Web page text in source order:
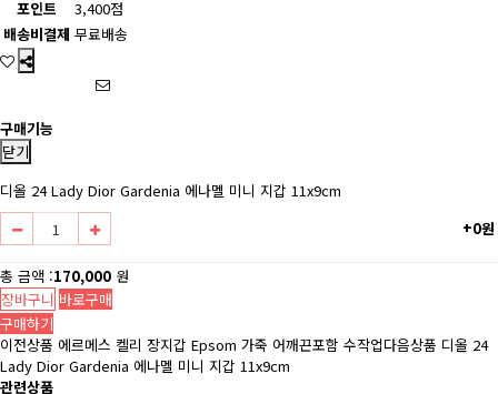
포인트
3,400점
배송비결제 무료배송
구매기능
닫기
디올 24 Lady Dior Gardenia 에나멜 미니 지갑 11x9cm
+0원
총 금액 :170,000 원
장바구니 바로구매
구매하기
이전상품 에르메스 켈리 장지갑 Epsom 가죽 어깨끈포함 수작업다음상품 디올 24
Lady Dior Gardenia 에나멜 미니 지갑 11x9cm
관련상품